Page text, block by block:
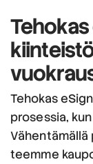
Tehokas
prosessia,
teemme